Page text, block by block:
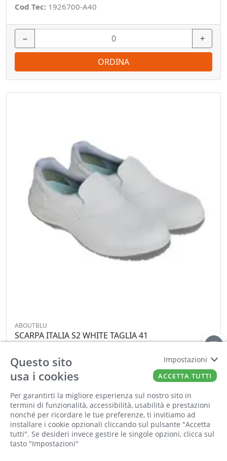
Cod Tec: 1926700-A40
− +
ORDINA
ABOUTBLU
SCARPA ITALIA S2 WHITE TAGLIA 41
Cod Tec:1926700-A41
ORDINA
Questo sito
usa i cookies
Per garantirti la migliore esperienza sul nostro sito in
termini di funzionalità, accessibilità, usabilità e prestazioni
nonché per ricordare le tue preferenze, ti invitiamo ad
installare i cookie opzionali cliccando sul pulsante "Accetta
tutti". Se desideri invece gestire le singole opzioni, clicca sul
tasto "Impostazioni"
Impostazioni
ACCETTA TUTTI